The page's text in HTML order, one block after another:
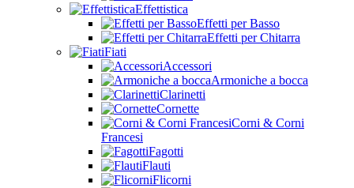
Effettistica
Effetti per Basso
Effetti per Chitarra
Fiati
Accessori
Armoniche a bocca
Clarinetti
Cornette
Corni & Corni
Francesi
Fagotti
Flauti
Flicorni